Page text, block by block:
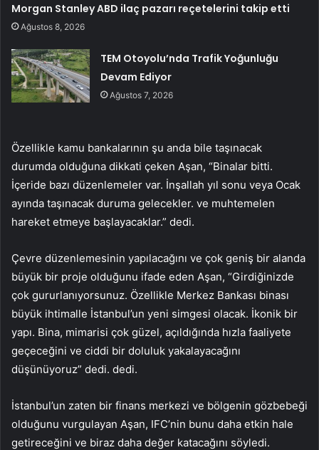
Morgan Stanley ABD ilaç pazarı reçetelerini takip etti
Ağustos 8, 2026
TEM Otoyolu’nda Trafik Yoğunluğu
Devam Ediyor
Ağustos 7, 2026
Özellikle kamu bankalarının şu anda bile taşınacak
durumda olduğuna dikkati çeken Aşan, “Binalar bitti.
İçeride bazı düzenlemeler var. İnşallah yıl sonu veya Ocak
ayında taşınacak duruma gelecekler. ve muhtemelen
hareket etmeye başlayacaklar.” dedi.
Çevre düzenlemesinin yapılacağını ve çok geniş bir alanda
büyük bir proje olduğunu ifade eden Aşan, “Girdiğinizde
çok gururlanıyorsunuz. Özellikle Merkez Bankası binası
büyük ihtimalle İstanbul’un yeni simgesi olacak. İkonik bir
yapı. Bina, mimarisi çok güzel, açıldığında hızla faaliyete
geçeceğini ve ciddi bir doluluk yakalayacağını
düşünüyoruz” dedi. dedi.
İstanbul’un zaten bir finans merkezi ve bölgenin gözbebeği
olduğunu vurgulayan Aşan, IFC’nin bunu daha etkin hale
getireceğini ve biraz daha değer katacağını söyledi.